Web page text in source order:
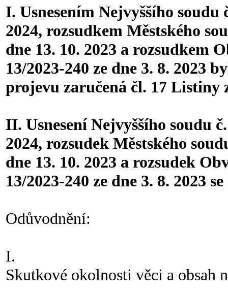
I. Usnesením Nejvyššího soudu
2024, rozsudkem Městského
dne 13. 10. 2023 a rozsudkem
13/2023-240 ze dne 3. 8. 2023
projevu zaručená čl. 17 Listiny
II. Usnesení Nejvyššího soudu
2024, rozsudek Městského
dne 13. 10. 2023 a rozsudek
13/2023-240 ze dne 3. 8. 2023
Odůvodnění:
I.
Skutkové okolnosti věci a obsah